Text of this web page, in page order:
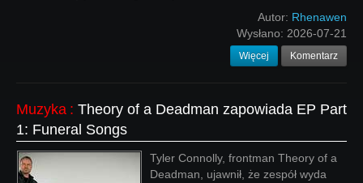
Autor: Rhenawen
Wysłano: 2026-07-21
Więcej Komentarz
Muzyka : Theory of a Deadman zapowiada EP Part
1: Funeral Songs
Tyler Connolly, frontman Theory of a
Deadman, ujawnił, że zespół wyda